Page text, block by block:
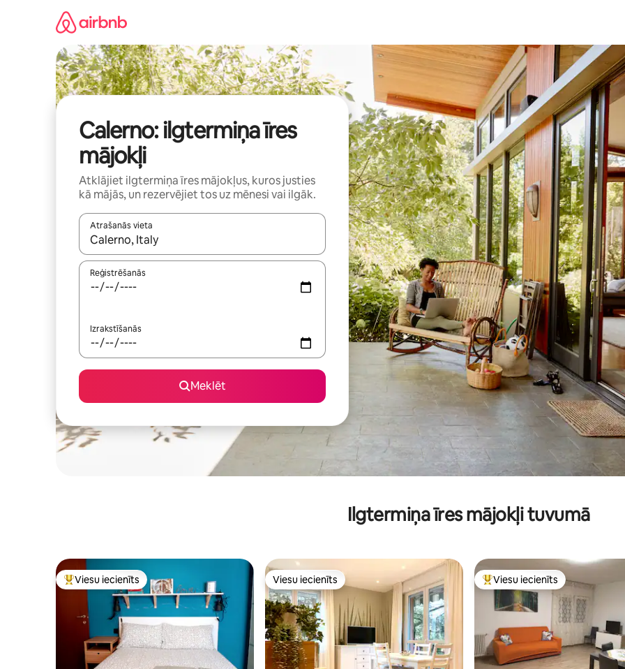
Calerno: ilgtermiņa īres
mājokļi
Atklājiet ilgtermiņa īres mājokļus, kuros justies
kā mājās, un rezervējiet tos uz mēnesi vai ilgāk.
Atrašanās vieta
Kad rezultāti kļūs pieejami, izmantojiet bultiņu uz augšu un uz leju vai izpētiet tos, pieskaroties ekrānam vai pavelkot pa
Reģistrēšanās
Izrakstīšanās
Meklēt
Ilgtermiņa īres mājokļi tuvumā
Populārs viesu iecienīts mājoklis
Viesu iecienīts Viesu iecienīts
Viesu iecienīts Populārs viesu iecienīts mājoklis
Viesu iecienīts